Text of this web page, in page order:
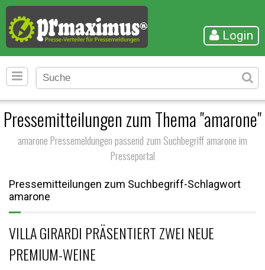
Login
Pressemitteilungen zum Thema "amarone"
amarone Pressemeldungen passend zum Suchbegriff amarone im
Presseportal
Pressemitteilungen zum Suchbegriff-Schlagwort
amarone
VILLA GIRARDI PRÄSENTIERT ZWEI NEUE
PREMIUM-WEINE